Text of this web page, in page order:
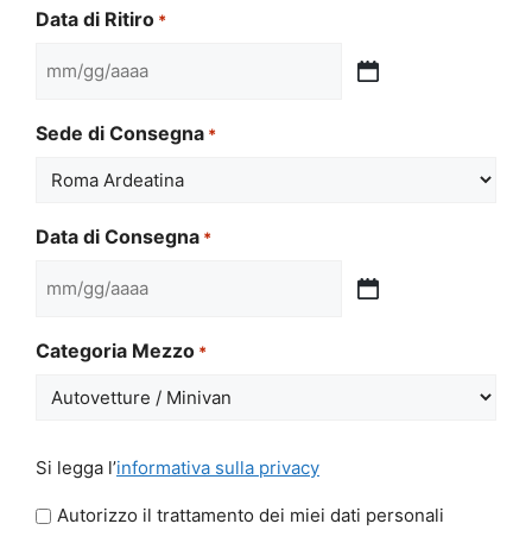
Data di Ritiro *
MM
GG
slash
Sede di Consegna *
Data di Consegna *
MM
GG
slash
Categoria Mezzo *
legga
l'informativa
Si legga l’informativa sulla privacy
Autorizzo il trattamento dei miei dati personali